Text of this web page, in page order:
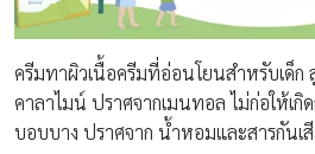
ครีมทาผิวเนื้อครีมที่อ่อนโยนสำหรับเด็
คาลาไมน์ ปราศจากเมนทอล ไม่ก่อให้เกิ
บอบบาง ปราศจาก น้ำหอมและสารกันเ